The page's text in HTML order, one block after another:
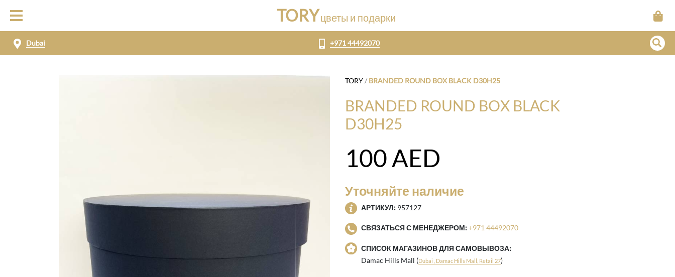
TORYцветы и подарки
Dubai +971 44492070
TORY/ BRANDED ROUND BOX BLACK D30H25
BRANDED ROUND BOX BLACK
D30H25
100AED
Уточняйте наличие
АРТИКУЛ: 957127
СВЯЗАТЬСЯ С МЕНЕДЖЕРОМ:+971 44492070
СПИСОК МАГАЗИНОВ ДЛЯ САМОВЫВОЗА:
Damac Hills Mall (Dubai , Damac Hills Mall, Retail 27)